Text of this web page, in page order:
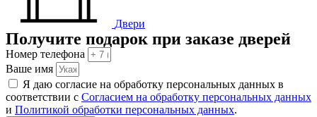
Двери
Получите подарок при заказе дверей
Номер телефона
Ваше имя
Я даю согласие на обработку персональных данных в
соответствии с Согласием на обработку персональных данных
и Политикой обработки персональных данных.